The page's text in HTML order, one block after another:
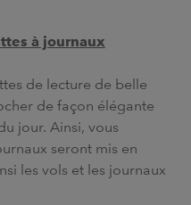
à journaux
de lecture de belle
de façon élégante
jour. Ainsi, vous
seront mis en
les vols et les journaux